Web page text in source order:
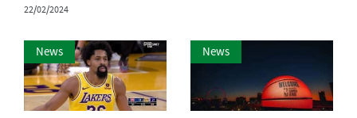
22/02/2024
News News